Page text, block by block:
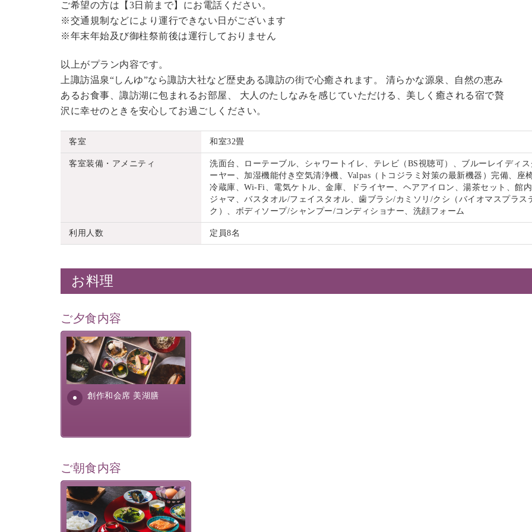
ご希望の方は【3日前まで】にお電話ください。
※交通規制などにより運行できない日がございます
※年末年始及び御柱祭前後は運行しておりません
以上がプラン内容です。
上諏訪温泉“しんゆ”なら諏訪大社など歴史ある諏訪の街で心癒されます。 清らかな源泉、自然の恵み
あるお食事、諏訪湖に包まれるお部屋、 大人のたしなみを感じていただける、美しく癒される宿で贅
沢に幸せのときを安心してお過ごしください。
客室 和室32畳
客室装備・アメニティ
洗面台、ローテーブル、シャワートイレ、テレビ（BS視聴可）、ブルーレイディス
ーヤー、加湿機能付き空気清浄機、Valpas（トコジラミ対策の最新機器）完備、座椅
冷蔵庫、Wi-Fi、電気ケトル、金庫、ドライヤー、ヘアアイロン、湯茶セット、館
ジャマ、バスタオル/フェイスタオル、歯ブラシ/カミソリ/クシ（バイオマスプラス
ク）、ボディソープ/シャンプー/コンディショナー、洗顔フォーム
利用人数 定員8名
お料理
ご夕食内容
創作和会席 美湖膳
美湖膳とは諏訪の地で特別を
提供する為に料理長・神原 裕
明が考え出した創作和会席で
す。美しい諏訪湖の幸...
ご朝食内容
さっぱりとした和食膳に使わ
れる食材は、諏訪の名産品を
ふんだんに取り入れ、安心・